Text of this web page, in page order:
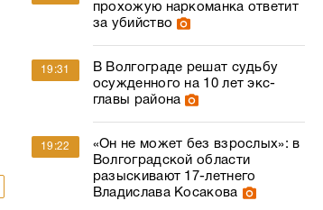
прохожую наркоманка ответит
за убийство
19:31
В Волгограде решат судьбу
осужденного на 10 лет экс-
главы района
19:22
«Он не может без взрослых»: в
Волгоградской области
разыскивают 17-летнего
Владислава Косакова